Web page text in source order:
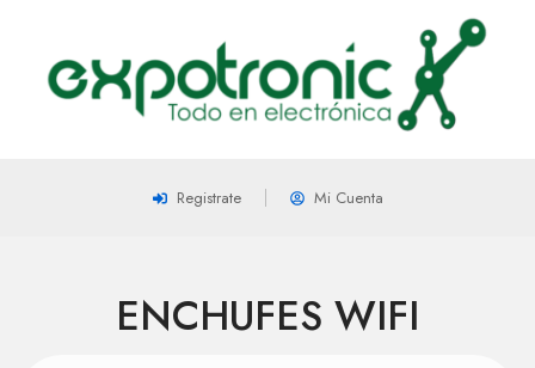
Registrate Mi Cuenta
ENCHUFES WIFI